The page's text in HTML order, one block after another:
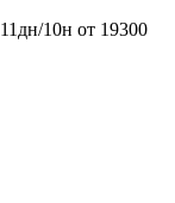
10н от 19300